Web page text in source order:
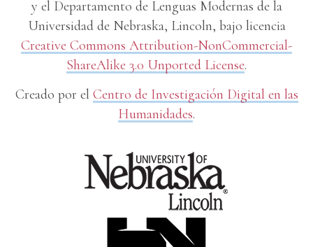
y el Departamento de Lenguas Modernas de la
Universidad de Nebraska, Lincoln, bajo licencia
Creative Commons Attribution-NonCommercial-
ShareAlike 3.0 Unported License.
Creado por el Centro de Investigación Digital en las
Humanidades.